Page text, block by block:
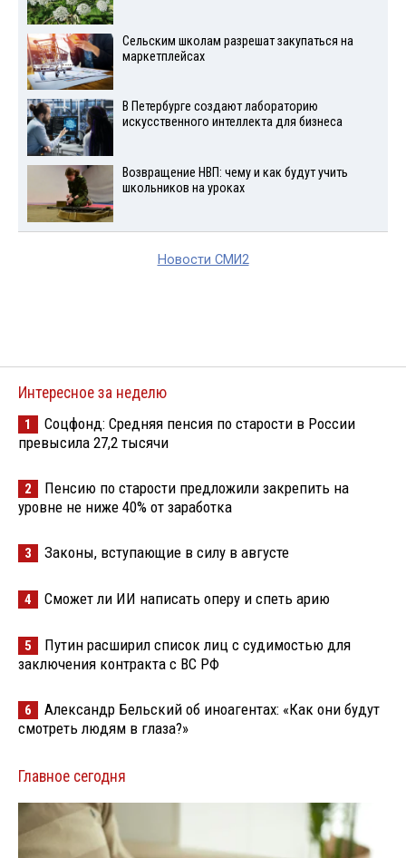
Сельским школам разрешат закупаться на
маркетплейсах
В Петербурге создают лабораторию
искусственного интеллекта для бизнеса
Возвращение НВП: чему и как будут учить
школьников на уроках
Новости СМИ2
Интересное за неделю
1
Соцфонд: Средняя пенсия по старости в России
превысила 27,2 тысячи
2
Пенсию по старости предложили закрепить на
уровне не ниже 40% от заработка
3 Законы, вступающие в силу в августе
4 Сможет ли ИИ написать оперу и спеть арию
5
Путин расширил список лиц с судимостью для
заключения контракта с ВС РФ
6
Александр Бельский об иноагентах: «Как они будут
смотреть людям в глаза?»
Главное сегодня